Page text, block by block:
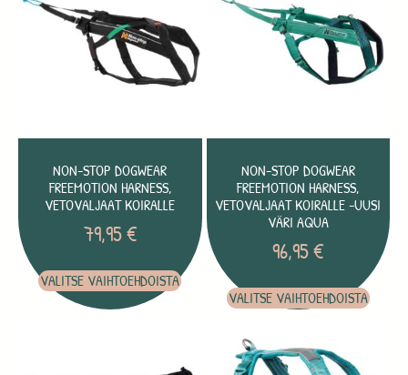
NON-STOP DOGWEAR
FREEMOTION HARNESS,
VETOVALJAAT KOIRALLE
79,95€
VALITSE VAIHTOEHDOISTA
NON-STOP DOGWEAR
FREEMOTION HARNESS,
VETOVALJAAT KOIRALLE -UUSI
VÄRI AQUA
96,95€
VALITSE VAIHTOEHDOISTA